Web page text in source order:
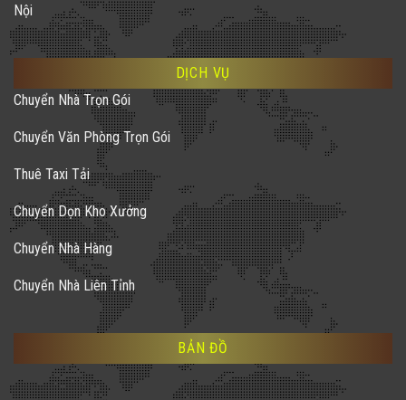
Nội
DỊCH VỤ
Chuyển Nhà Trọn Gói
Chuyển Văn Phòng Trọn Gói
Thuê Taxi Tải
Chuyển Dọn Kho Xưởng
Chuyển Nhà Hàng
Chuyển Nhà Liên Tỉnh
BẢN ĐỒ